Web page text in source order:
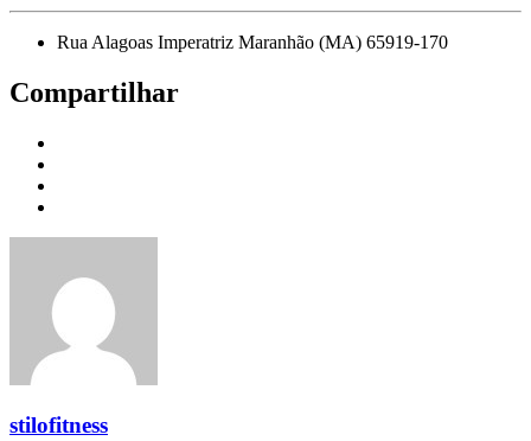
Rua Alagoas Imperatriz Maranhão (MA) 65919-170
Compartilhar
stilofitness